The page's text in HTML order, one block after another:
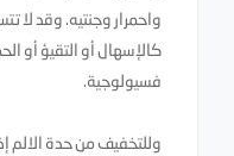
واحمرار وجنتيه. وقد لا
كالإسهال أو التقيؤ أو
فسيولوجية.
وللتخفيف من حدة الالم